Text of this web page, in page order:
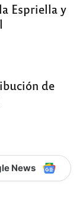
Espriella y
de
News